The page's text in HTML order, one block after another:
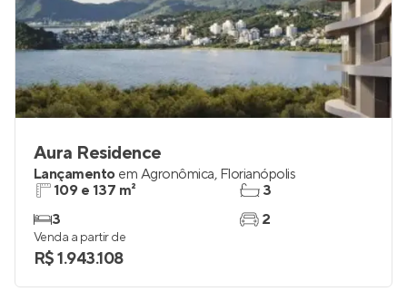
Aura Residence
Lançamento em Agronômica, Florianópolis
109 e 137 m²
3
3
2
Venda a partir de
R$ 1.943.108